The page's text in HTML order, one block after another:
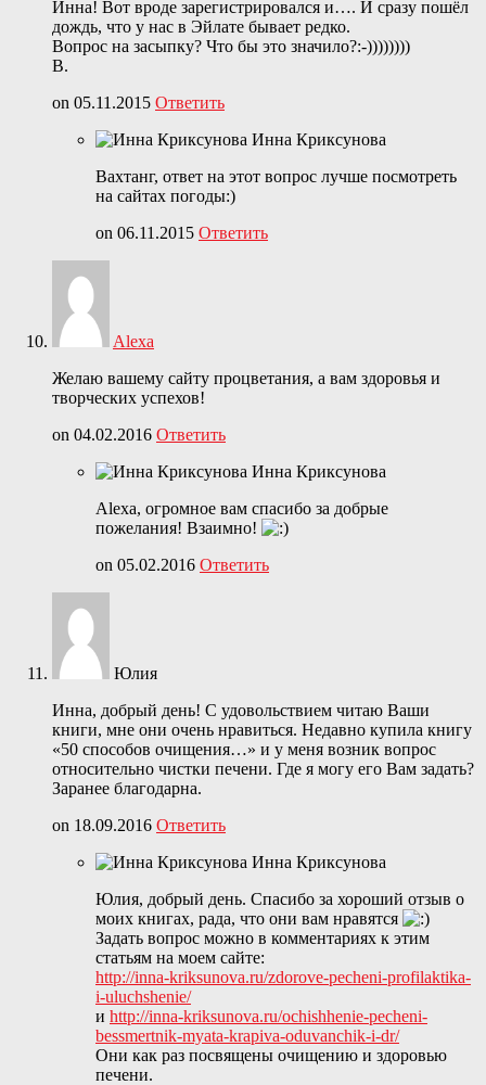
Инна! Вот вроде зарегистрировался и…. И сразу пошёл
дождь, что у нас в Эйлате бывает редко.
Вопрос на засыпку? Что бы это значило?:-))))))))
В.
on 05.11.2015 Ответить
Инна Криксунова
Вахтанг, ответ на этот вопрос лучше посмотреть
на сайтах погоды:)
on 06.11.2015 Ответить
Alexa
Желаю вашему сайту процветания, а вам здоровья и
творческих успехов!
on 04.02.2016 Ответить
Инна Криксунова
Alexa, огромное вам спасибо за добрые
пожелания! Взаимно!
on 05.02.2016 Ответить
Юлия
Инна, добрый день! С удовольствием читаю Ваши
книги, мне они очень нравиться. Недавно купила книгу
«50 способов очищения…» и у меня возник вопрос
относительно чистки печени. Где я могу его Вам задать?
Заранее благодарна.
on 18.09.2016 Ответить
Инна Криксунова
Юлия, добрый день. Спасибо за хороший отзыв о
моих книгах, рада, что они вам нравятся
Задать вопрос можно в комментариях к этим
статьям на моем сайте:
http://inna-kriksunova.ru/zdorove-pecheni-profilaktika-
i-uluchshenie/
и http://inna-kriksunova.ru/ochishhenie-pecheni-
bessmertnik-myata-krapiva-oduvanchik-i-dr/
Они как раз посвящены очищению и здоровью
печени.